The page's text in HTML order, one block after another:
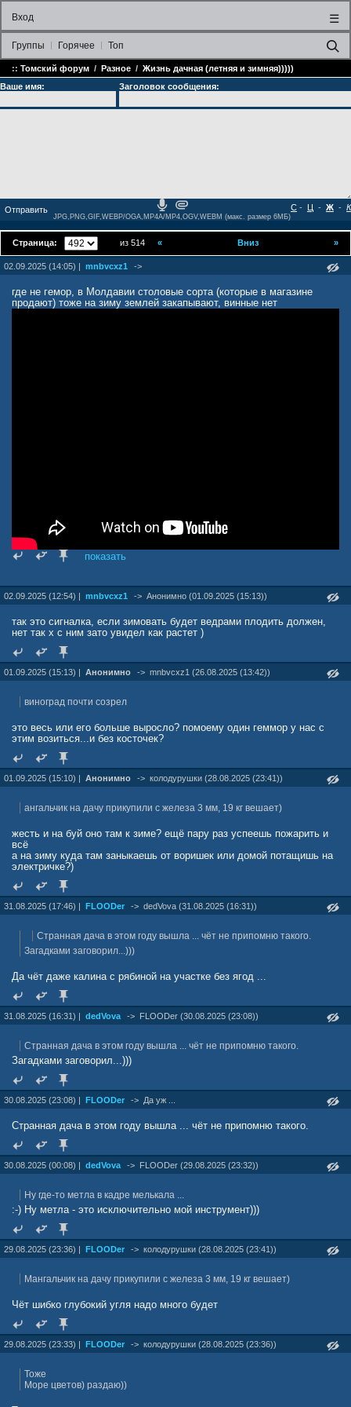
Вход ☰
Группы Горячее Топ
:: Томский форум / Разное / Жизнь дачная (летняя и зимняя)))))
Ваше имя:
Заголовок сообщения:
- Ц - Ж - К
С
JPG,PNG,GIF,WEBP/OGA,MP4A/MP4,OGV,WEBM (макс. размер 6МБ)
Страница: из 514 »
« Вниз
02.09.2025 (14:05) | mnbvcxz1 ->
где не гемор, в Молдавии столовые сорта (которые в магазине
продают) тоже на зиму землей закапывают, винные нет
показать
02.09.2025 (12:54) | mnbvcxz1 -> Анонимно (01.09.2025 (15:13))
так это сигналка, если зимовать будет ведрами плодить должен,
нет так х с ним зато увидел как растет )
01.09.2025 (15:13) | Анонимно -> mnbvcxz1 (26.08.2025 (13:42))
виноград почти созрел
это весь или его больше выросло? помоему один геммор у нас с
этим возиться...и без косточек?
01.09.2025 (15:10) | Анонимно -> колодурушки (28.08.2025 (23:41))
ангальчик на дачу прикупили с железа 3 мм, 19 кг вешает)
жесть и на буй оно там к зиме? ещё пару раз успеешь пожарить и
всё
а на зиму куда там заныкаешь от воришек или домой потащишь на
электричке?)
31.08.2025 (17:46) | FLOODer -> dedVova (31.08.2025 (16:31))
Странная дача в этом году вышла ... чёт не припомню такого.
Загадками заговорил...)))
Да чёт даже калина с рябиной на участке без ягод ...
31.08.2025 (16:31) | dedVova -> FLOODer (30.08.2025 (23:08))
Странная дача в этом году вышла ... чёт не припомню такого.
Загадками заговорил...)))
30.08.2025 (23:08) | FLOODer -> Да уж ...
Странная дача в этом году вышла ... чёт не припомню такого.
30.08.2025 (00:08) | dedVova -> FLOODer (29.08.2025 (23:32))
Ну где-то метла в кадре мелькала ...
:-) Ну метла - это исключительно мой инструмент)))
29.08.2025 (23:36) | FLOODer -> колодурушки (28.08.2025 (23:41))
Мангальчик на дачу прикупили с железа 3 мм, 19 кг вешает)
Чёт шибко глубокий угля надо много будет
29.08.2025 (23:33) | FLOODer -> колодурушки (28.08.2025 (23:36))
Тоже
Море цветов) раздаю))